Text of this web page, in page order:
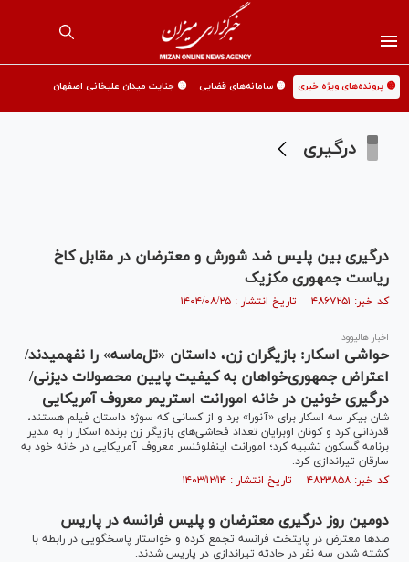
🟡 پرونده‌های ویژه خبری 🟡 سامانه‌های قضایی 🟡 جنایت میدان علیخانی اصفهان
درگیری
درگیری‌ بین پلیس ضد شورش و معترضان در مقابل کاخ
ریاست جمهوری مکزیک
کد خبر: ۴۸۶۷۲۵۱ تاریخ انتشار : ۱۴۰۴/۰۸/۲۵
اخبار هالیوود
حواشی اسکار: بازیگران زن، داستان «تل‌ماسه» را نفهمیدند/
اعتراض جمهوری‌خواهان به کیفیت پایین محصولات دیزنی/
درگیری خونین در خانه امورانت استریمر معروف آمریکایی
شان بیکر سه اسکار برای «آنورا» برد و از کسانی که سوژه داستان فیلم هستند،
قدردانی کرد و کونان اوبرایان تعداد فحاشی‌های بازیگر زن برنده اسکار را به مدیر
برنامه گسکون تشبیه کرد؛ امورانت اینفلوئنسر معروف آمریکایی در خانه خود به
سارقان تیراندازی کرد.
کد خبر: ۴۸۲۳۸۵۸ تاریخ انتشار : ۱۴۰۳/۱۲/۱۴
دومین روز درگیری معترضان و پلیس فرانسه در پاریس
صدها معترض در پایتخت فرانسه تجمع کرده و خواستار پاسخگویی در رابطه با
کشته شدن سه نفر در حادثه تیراندازی در پاریس شدند.